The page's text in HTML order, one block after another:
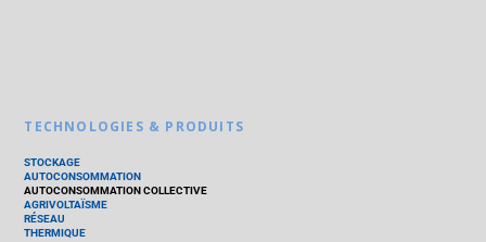
TECHNOLOGIES & PRODUITS
STOCKAGE
AUTOCONSOMMATION
AUTOCONSOMMATION COLLECTIVE
AGRIVOLTAÏSME
RÉSEAU
THERMIQUE